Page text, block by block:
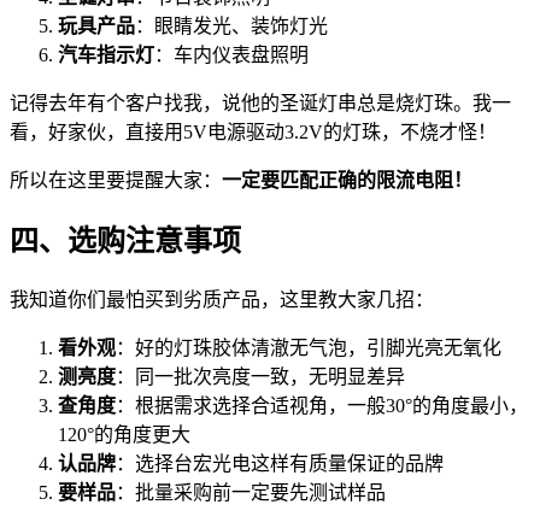
玩具产品：眼睛发光、装饰灯光
汽车指示灯：车内仪表盘照明
记得去年有个客户找我，说他的圣诞灯串总是烧灯珠。我一
看，好家伙，直接用5V电源驱动3.2V的灯珠，不烧才怪！
所以在这里要提醒大家： 一定要匹配正确的限流电阻！
四、选购注意事项
我知道你们最怕买到劣质产品，这里教大家几招：
看外观：好的灯珠胶体清澈无气泡，引脚光亮无氧化
测亮度：同一批次亮度一致，无明显差异
查角度：根据需求选择合适视角，一般30°的角度最小，
120°的角度更大
认品牌：选择台宏光电这样有质量保证的品牌
要样品：批量采购前一定要先测试样品